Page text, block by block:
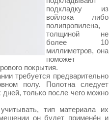
подкладку из
войлока либо
полипропилена,
толщиной не
более 10
миллиметров, она
поможет
покрытия.
требуется предварительно
полу. Полотна следует
дней, только после чего можно
тип материала их
он будет применён и